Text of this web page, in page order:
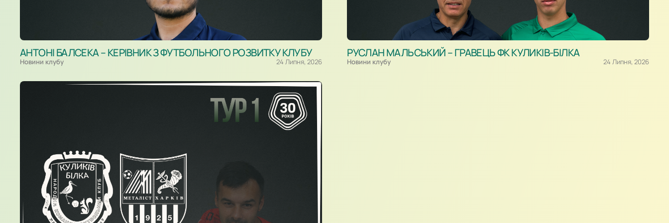
АНТОНІ БАЛСЕКА – КЕРІВНИК З ФУТБОЛЬНОГО РОЗВИТКУ КЛУБУ
Новини клубу 24 Липня, 2026
РУСЛАН МАЛЬСЬКИЙ – ГРАВЕЦЬ ФК КУЛИКІВ-БІЛКА
Новини клубу 24 Липня, 2026